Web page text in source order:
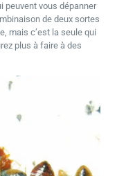
peuvent vous dépanner
de deux sortes
mais c’est la seule qui
plus à faire à des